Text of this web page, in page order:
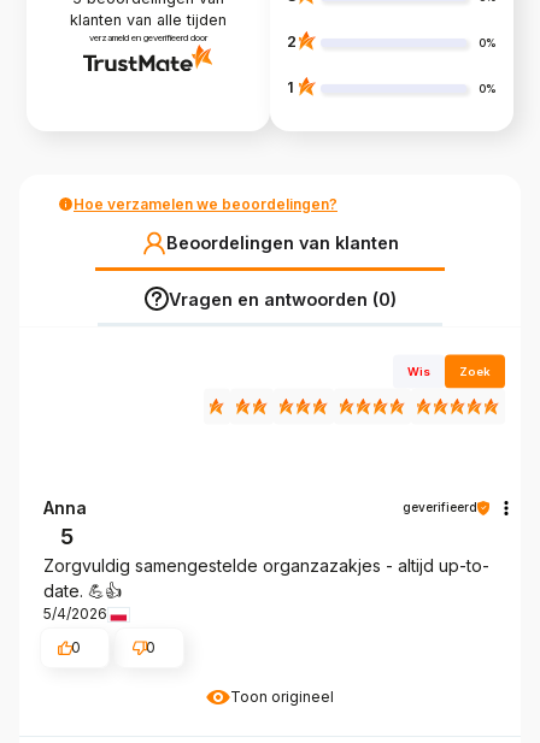
klanten van alle tijden
verzameld en geverifieerd door 2 0%
1 0%
Hoe verzamelen we beoordelingen?
Beoordelingen van klanten
Vragen en antwoorden (0)
Wis Zoek
Toon origineel
Anna geverifieerd
5
Zorgvuldig samengestelde organzazakjes - altijd up-to-
date. 💪👍️
5/4/2026
0
0